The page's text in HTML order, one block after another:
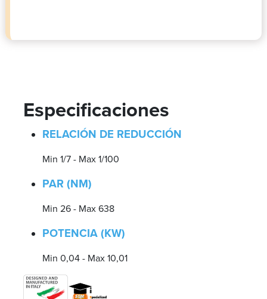
Especificaciones
RELACIÓN DE REDUCCIÓN
Min 1/7 - Max 1/100
PAR (NM)
Min 26 - Max 638
POTENCIA (KW)
Min 0,04 - Max 10,01